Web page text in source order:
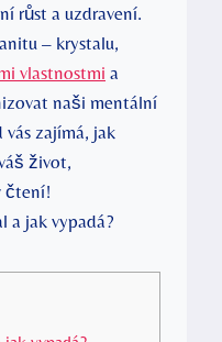
růst a uzdravení.
– krystalu,
vlastnostmi a
naši mentální
zajímá, jak
život,
čtení!